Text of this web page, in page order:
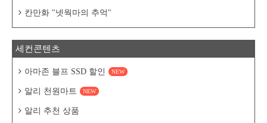
칸만화 "넷웍마의 추억"
세컨콘텐츠
아마존 블프 SSD 할인 NEW
알리 천원마트 NEW
알리 추천 상품